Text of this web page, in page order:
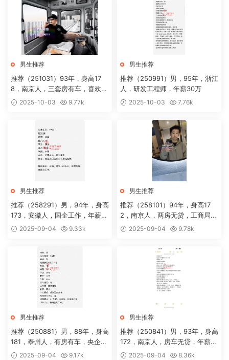
男生推荐
推荐（251031）93年，身高17
8，南京人，三套房有车，喜欢下
厨 2025-10-03 9.77k
男生推荐
推荐（250991）男，95年，浙江
人，研发工程师，年薪30万
2025-10-03 7.76k
男生推荐
推荐（258291）男，94年，身高
173，安徽人，国企工作，年薪3
0+，房车无贷
2025-09-04 9.33k
男生推荐
推荐（258101）94年，身高17
2，南京人，两房无贷，工商局工
作 2025-09-04 9.78k
男生推荐
推荐（250881）男，88年，身高
181，泰州人，有房有车，央企工
作 2025-09-04 9.17k
男生推荐
推荐（250841）男，93年，身高
172，南京人，房车无贷，年薪2
0万2025-09-04 8.36k